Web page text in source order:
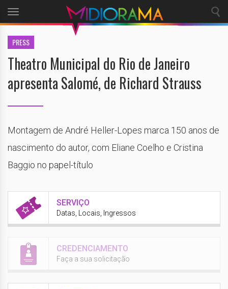
Toggle
navigation
PRESS
Theatro Municipal do Rio de Janeiro
apresenta Salomé, de Richard Strauss
Montagem de André Heller-Lopes marca 150 anos de
nascimento do autor, com Eliane Coelho e Cristina
Baggio no papel-título
SERVIÇO
Datas, Locais, Ingressos
CREDENCIAMENTO
Faça a sua solicitação